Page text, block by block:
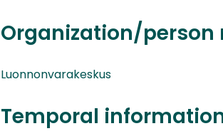
Organization/person
Luonnonvarakeskus
Temporal